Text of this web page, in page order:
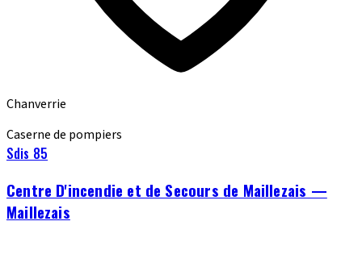
Chanverrie
Caserne de pompiers
Sdis 85
Centre D'incendie et de Secours de Maillezais —
Maillezais